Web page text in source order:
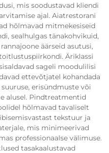
mis soodustavad kliendi
ajal. Aiatrestorani
hõlmavad mitmekesiseid
sealhulgas tänakohvikuid,
äärseid asutusi,
Äriklassi
sageli moodulilisi
ettevõtjatel kohandada
erisündmuste või
alusel. Pindtreatmentid
hõlmavad tavaliselt
tekstuur ja
mis minimeerivad
professionaalse välimuse.
tasakaalustavad